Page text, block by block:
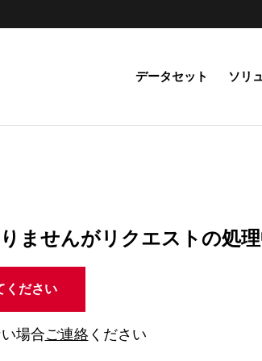
データセット ソリ
ませんがリクエストの処
ください
場合ご連絡 ください